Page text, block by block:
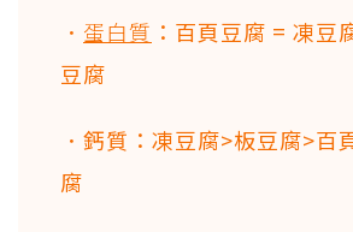
． 蛋白質 ：百頁豆腐 = 凍豆
豆腐
．鈣質：凍豆腐>板豆腐>百
腐